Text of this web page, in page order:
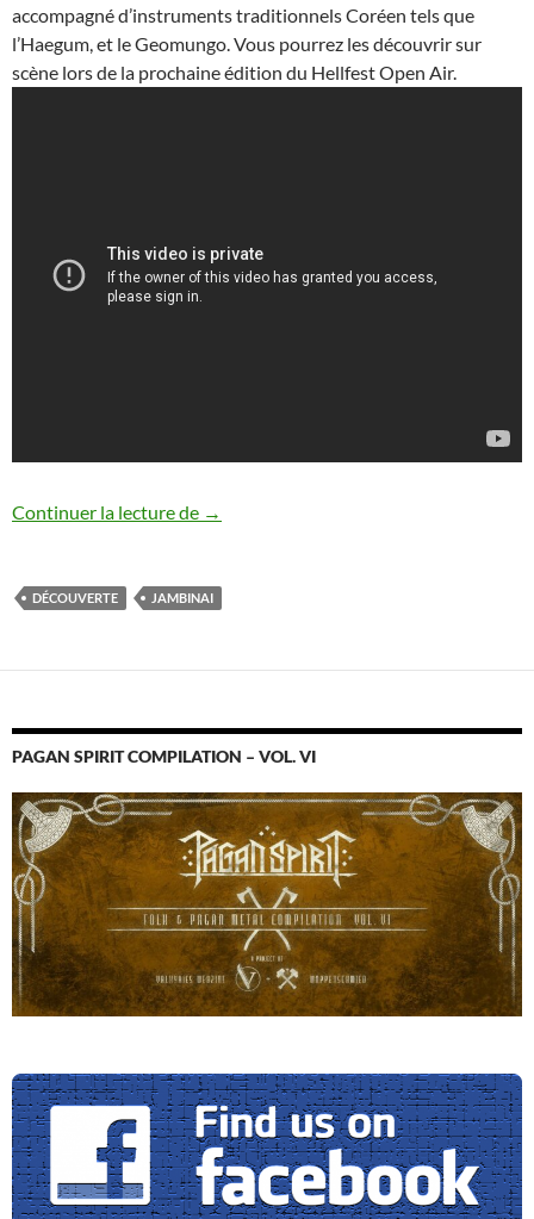
accompagné d’instruments traditionnels Coréen tels que
l’Haegum, et le Geomungo. Vous pourrez les découvrir sur
scène lors de la prochaine édition du Hellfest Open Air.
Continuer la lecture de Découverte : Jambinai ( 잠비나이 ) –
→
DÉCOUVERTE JAMBINAI
PAGAN SPIRIT COMPILATION – VOL. VI